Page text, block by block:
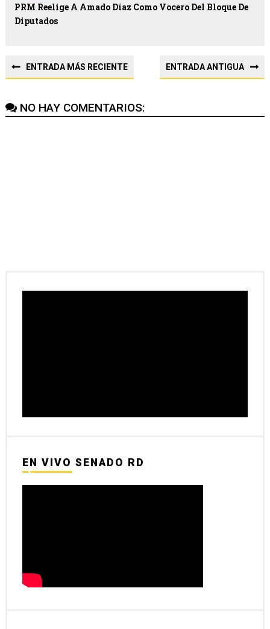
PRM Reelige A Amado Díaz Como Vocero Del Bloque De
Diputados
ENTRADA MÁS RECIENTE ENTRADA ANTIGUA
NO HAY COMENTARIOS:
EN VIVO SENADO RD